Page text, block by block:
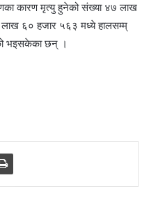
कारण मृत्यु हुनेको संख्या ४७ लाख
६० हजार ५६३ मध्ये हालसम्म्
भइसकेका छन् ।